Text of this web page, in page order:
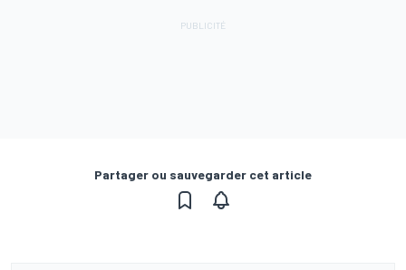
Partager ou sauvegarder cet article